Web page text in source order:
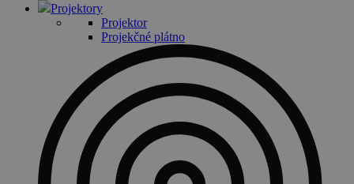
Projektory
Projektor
Projekčné plátno